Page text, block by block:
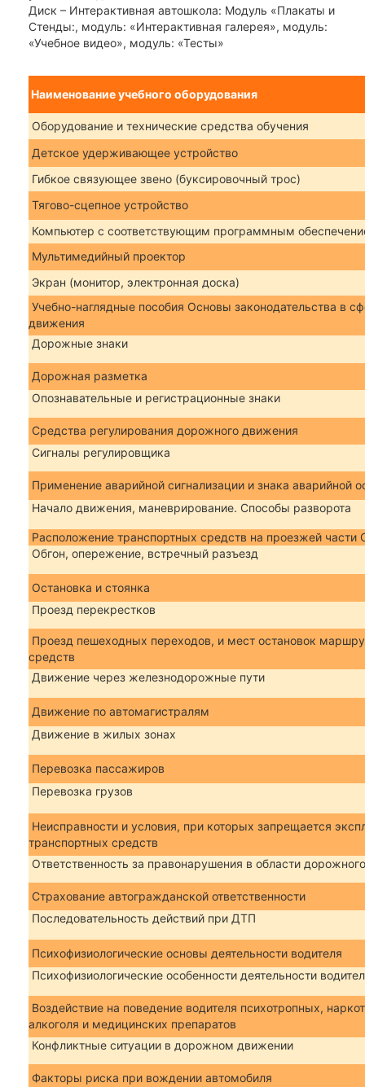
Диск – Интерактивная автошкола: Модуль «Плакаты и
Стенды:, модуль: «Интерактивная галерея», модуль:
«Учебное видео», модуль: «Тесты»
Наименование учебного оборудования
Оборудование и технические средства обучения
Детское удерживающее устройство
Гибкое связующее звено (буксировочный трос)
Тягово-сцепное устройство
Компьютер с соответствующим программным
Мультимедийный проектор
Экран (монитор, электронная доска)
Учебно-наглядные пособия Основы законодательства в
движения
Дорожные знаки
Дорожная разметка
Опознавательные и регистрационные знаки
Средства регулирования дорожного движения
Сигналы регулировщика
Применение аварийной сигнализации и знака аварийной
Начало движения, маневрирование. Способы разворота
Расположение транспортных средств на проезжей части
Обгон, опережение, встречный разъезд
Остановка и стоянка
Проезд перекрестков
Проезд пешеходных переходов, и мест остановок
средств
Движение через железнодорожные пути
Движение по автомагистралям
Движение в жилых зонах
Перевозка пассажиров
Перевозка грузов
Неисправности и условия, при которых запрещается
транспортных средств
Ответственность за правонарушения в области
Страхование автогражданской ответственности
Последовательность действий при ДТП
Психофизиологические основы деятельности водителя
Психофизиологические особенности деятельности
Воздействие на поведение водителя психотропных,
алкоголя и медицинских препаратов
Конфликтные ситуации в дорожном движении
Факторы риска при вождении автомобиля